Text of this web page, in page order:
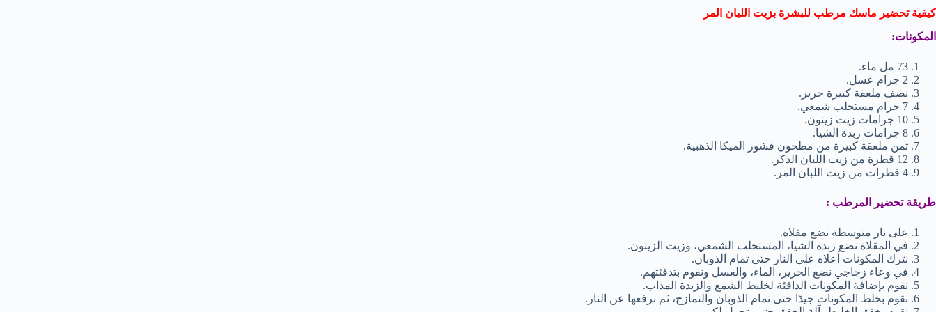
كيفية تحضير ماسك مرطب للبشرة بزيت اللبان المر
المكونات:
73 مل ماء.
2 جرام عسل.
نصف ملعقة كبيرة حرير.
7 جرام مستحلب شمعي.
10 جرامات زيت زيتون.
8 جرامات زبدة الشيا.
ثمن ملعقة كبيرة من مطحون قشور الميكا الذهبية.
12 قطرة من زيت اللبان الذكر.
4 قطرات من زيت اللبان المر.
طريقة تحضير المرطب :
على نار متوسطة نضع مقلاة.
في المقلاة نضع زبدة الشيا، المستحلب الشمعي، وزيت الزيتون.
نترك المكونات أعلاه على النار حتى تمام الذوبان.
في وعاء زجاجي نضع الحرير، الماء، والعسل ونقوم بتدفئتهم.
نقوم بإضافة المكونات الدافئة لخليط الشمع والزبدة المذاب.
نقوم بخلط المكونات جيدًا حتى تمام الذوبان والتمازج، ثم نرفعها عن النار.